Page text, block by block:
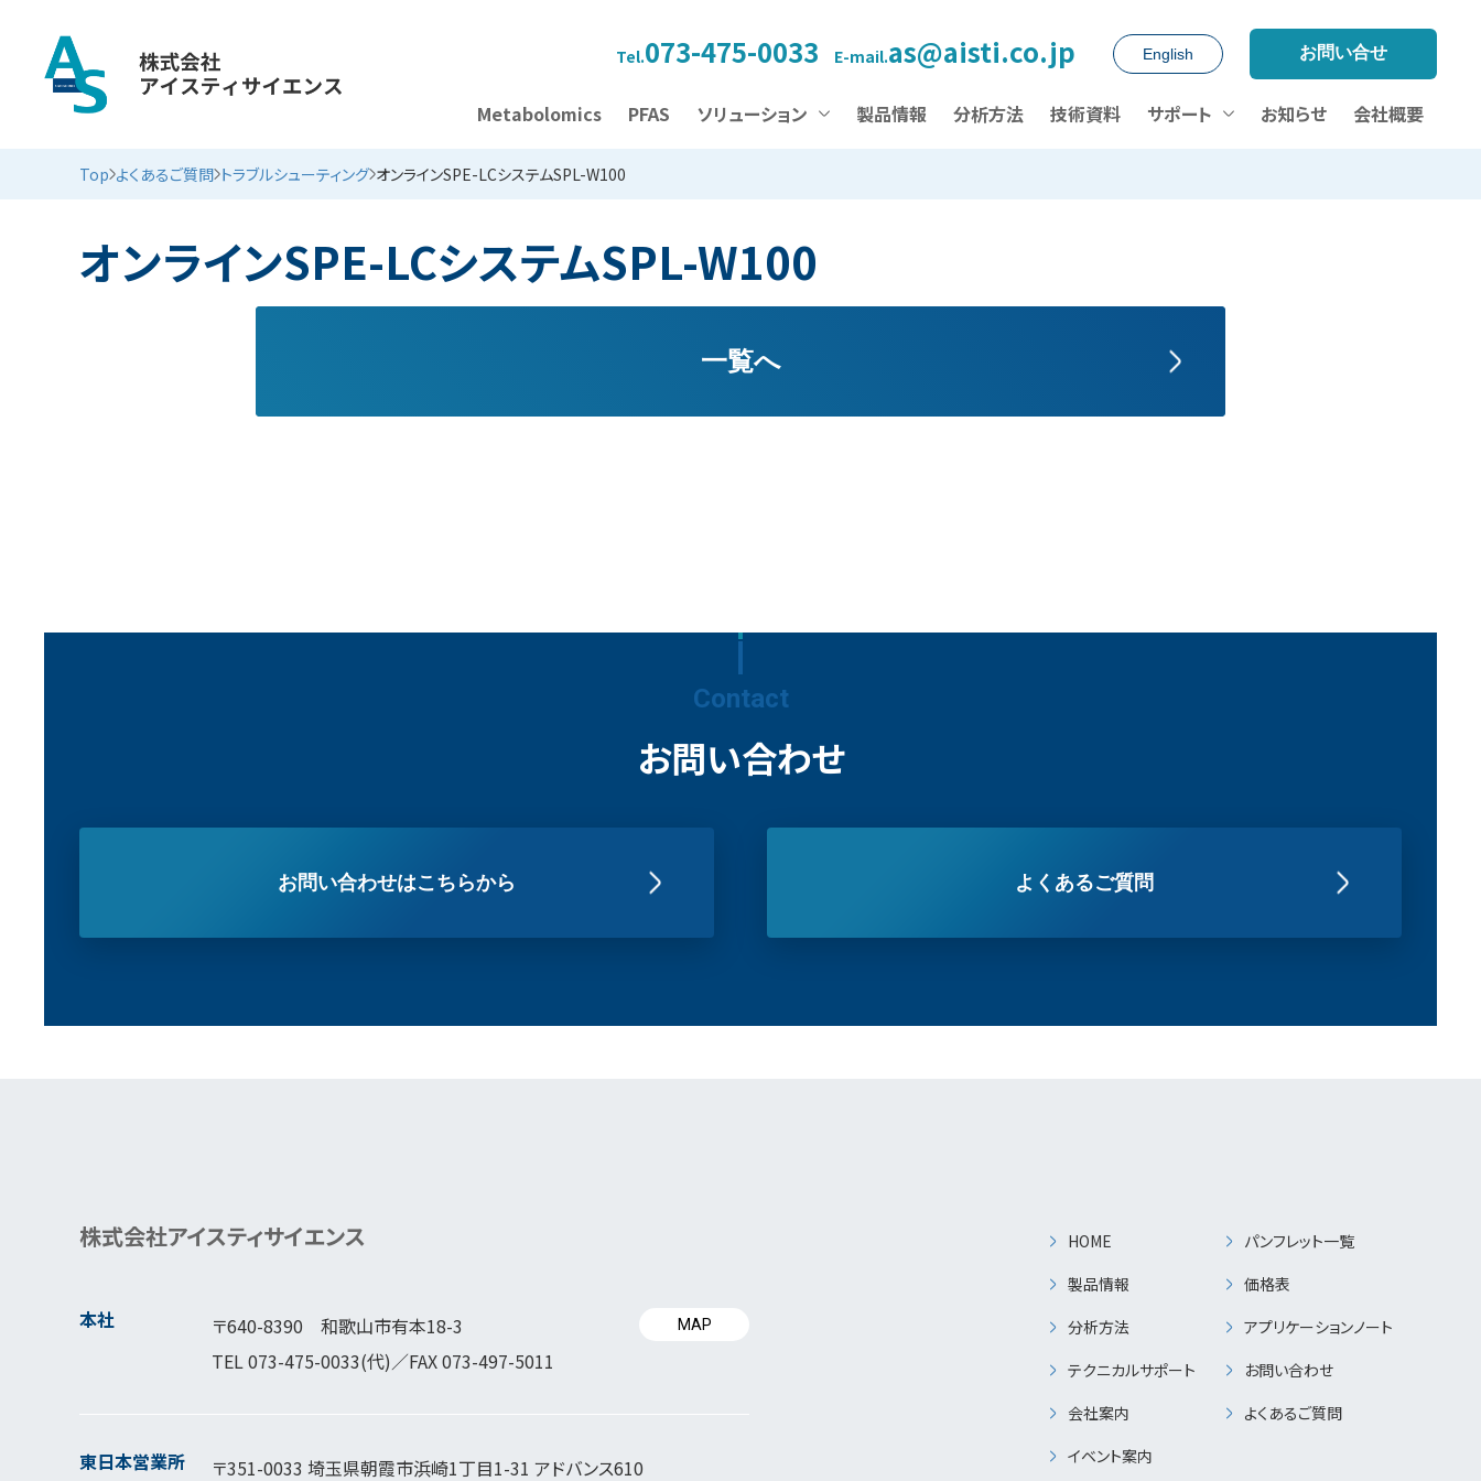
Tel.073-475-0033 E-mail.as@aisti.co.jp English お問い合せ
Metabolomics PFAS ソリューション 製品情報 分析方法 技術資料 サポート お知らせ 会社概要
Top よくあるご質問 トラブルシューティング オンラインSPE-LCシステムSPL-W100
よくあるご質問 （トラブルシューティング）
オンラインSPE-LCシステムSPL-W100
一覧へ
Contact
お問い合わせ
お問い合わせはこちらから よくあるご質問
株式会社アイスティサイエンス
本社
〒640-8390 和歌山市有本18-3
TEL073-475-0033(代)／FAX 073-497-5011
MAP
東日本営業所 〒351-0033 埼玉県朝霞市浜崎1丁目1-31 アドバンス610
HOME
製品情報
分析方法
テクニカルサポート
会社案内
イベント案内
パンフレット一覧
価格表
アプリケーションノート
お問い合わせ
よくあるご質問